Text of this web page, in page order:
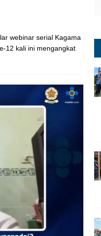
webinar serial Kagama
12 kali ini mengangkat